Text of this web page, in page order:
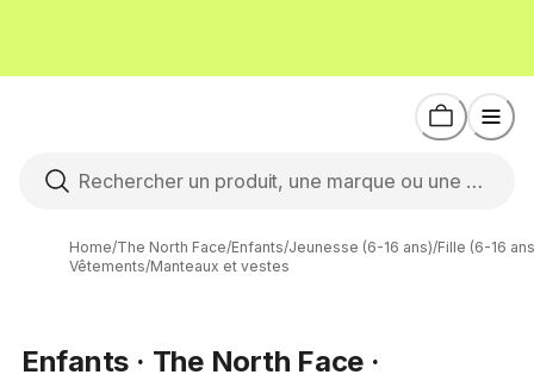
Home/The North Face/Enfants/Jeunesse (6-16 ans)/Fille (6-16
Vêtements/Manteaux et vestes
Enfants · The North Face ·